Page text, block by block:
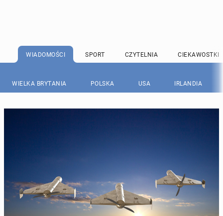
WIADOMOŚCI SPORT CZYTELNIA CIEKAWOSTKI
WIELKA BRYTANIA POLSKA USA IRLANDIA